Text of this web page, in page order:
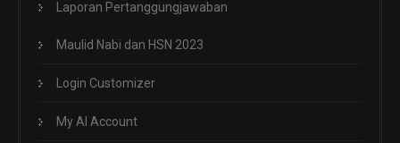
Laporan Pertanggungjawaban
Maulid Nabi dan HSN 2023
Login Customizer
My AI Account